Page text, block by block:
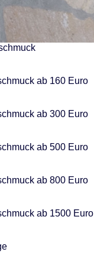
ab 160 Euro
ab 300 Euro
ab 500 Euro
ab 800 Euro
ab 1500 Euro